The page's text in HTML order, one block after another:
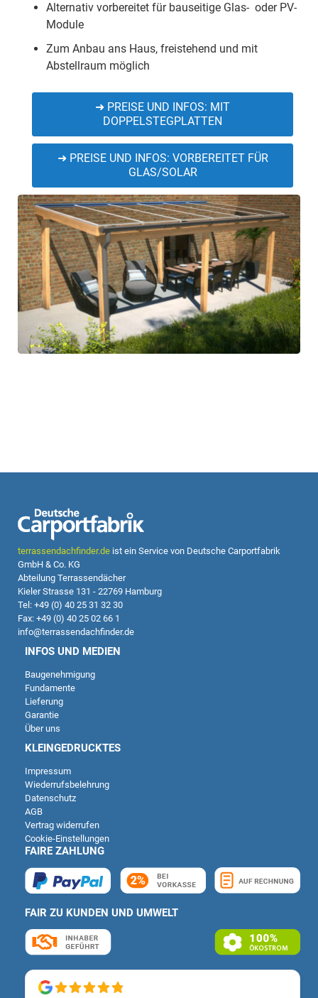
Alternativ vorbereitet für bauseitige Glas- oder PV-
Module
Zum Anbau ans Haus, freistehend und mit
Abstellraum möglich
➜ PREISE UND INFOS: MIT
DOPPELSTEGPLATTEN
➜ PREISE UND INFOS: VORBEREITET FÜR
GLAS/SOLAR
terrassendachfinder.de ist ein Service von Deutsche Carportfabrik
GmbH & Co. KG
Abteilung Terrassendächer
Kieler Strasse 131 - 22769 Hamburg
Tel: +49 (0) 40 25 31 32 30
Fax: +49 (0) 40 25 02 66 1
info@terrassendachfinder.de
INFOS UND MEDIEN
Baugenehmigung
Fundamente
Lieferung
Garantie
Über uns
KLEINGEDRUCKTES
Impressum
Wiederrufsbelehrung
Datenschutz
AGB
Vertrag widerrufen
Cookie-Einstellungen
FAIRE ZAHLUNG
FAIR ZU KUNDEN UND UMWELT
Kundenbewertungen und Erfahrungen zu
Deutsche Carportfabrik GmbH & Co. KG